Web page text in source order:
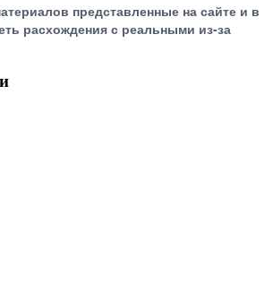
представленные на сайте и в
расхождения с реальными из-за